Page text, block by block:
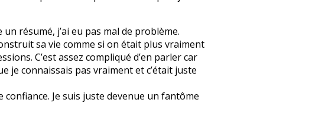
résumé, j’ai eu pas mal de problème.
sa vie comme si on était plus vraiment
C’est assez compliqué d’en parler car
je connaissais pas vraiment et c’était juste
Je suis juste devenue un fantôme